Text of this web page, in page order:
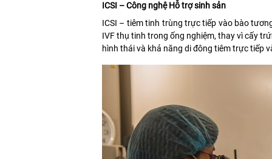
ICSI – Công nghệ Hỗ trợ sinh sản
ICSI – tiêm tinh trùng trực tiếp vào bào
IVF thụ tinh trong ống nghiệm, thay vì cấy
hình thái và khả năng di đông tiêm trực tiếp